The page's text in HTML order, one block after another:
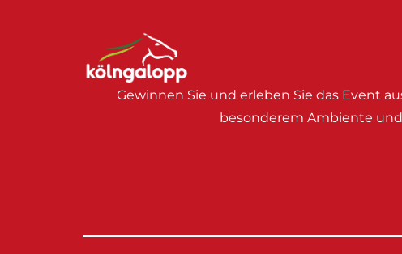
Gewinnen Sie und erleben Sie das Event
besonderem Ambiente